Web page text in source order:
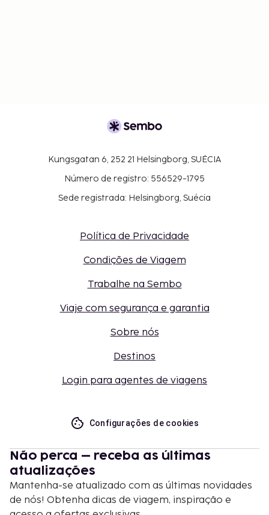
Kungsgatan 6, 252 21 Helsingborg, SUÉCIA
Número de registro: 556529-1795
Sede registrada: Helsingborg, Suécia
Política de Privacidade
Condições de Viagem
Trabalhe na Sembo
Viaje com segurança e garantia
Sobre nós
Destinos
Login para agentes de viagens
Configurações de cookies
Não perca – receba as últimas
atualizações
Mantenha-se atualizado com as últimas novidades
de nós! Obtenha dicas de viagem, inspiração e